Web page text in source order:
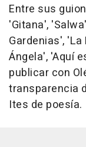
Entre sus
'Gitana',
Gardenias',
Ángela', 'Aquí
publicar con
transparencia
Ites de poesía.